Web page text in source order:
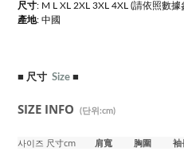
尺寸: M L XL 2XL 3XL 4XL (請依照數
產地: 中國
■ 尺寸 Size ■
SIZE INFO (단위:cm)
사이즈 尺寸cm 肩寬 胸圍 袖